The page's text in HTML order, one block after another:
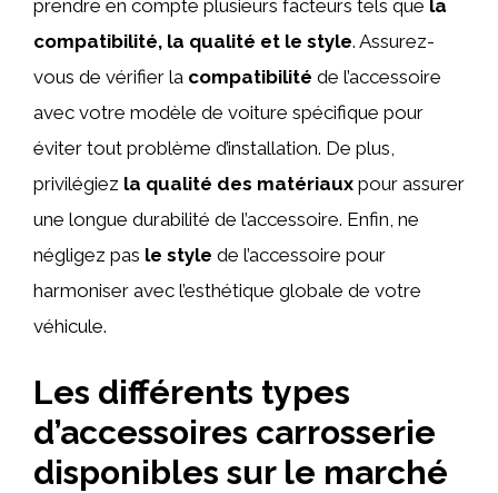
prendre en compte plusieurs facteurs tels que la
compatibilité, la qualité et le style. Assurez-
vous de vérifier la compatibilité de l’accessoire
avec votre modèle de voiture spécifique pour
éviter tout problème d’installation. De plus,
privilégiez la qualité des matériaux pour assurer
une longue durabilité de l’accessoire. Enfin, ne
négligez pas le style de l’accessoire pour
harmoniser avec l’esthétique globale de votre
véhicule.
Les différents types
d’accessoires carrosserie
disponibles sur le marché